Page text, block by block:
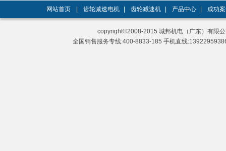
网站首页 齿轮减速电机 齿轮减速机 产品中心 成功
copyright©2008-2015 城邦机电（广东）有限
全国销售服务专线:400-8833-185 手机直线